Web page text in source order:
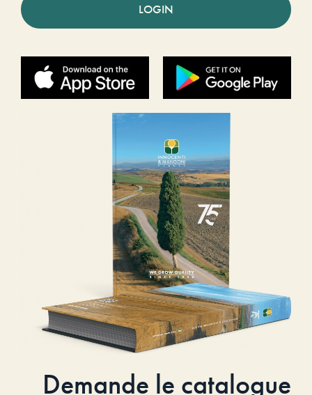
LOGIN
Demande le catalogue